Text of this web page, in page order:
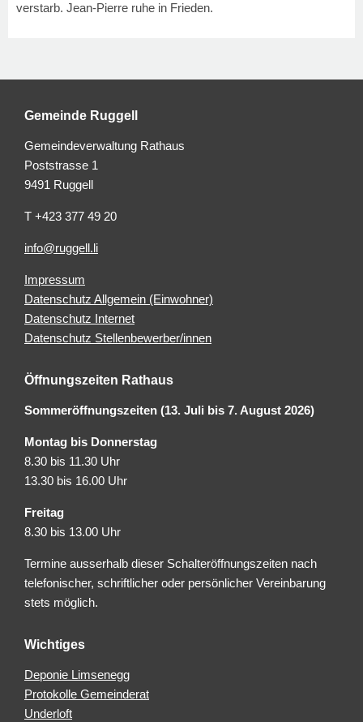
verstarb. Jean-Pierre ruhe in Frieden.
Gemeinde Ruggell
Gemeindeverwaltung Rathaus
Poststrasse 1
9491 Ruggell
T +423 377 49 20
info@ruggell.li
Impressum
Datenschutz Allgemein (Einwohner)
Datenschutz Internet
Datenschutz Stellenbewerber/innen
Öffnungszeiten Rathaus
Sommeröffnungszeiten (13. Juli bis 7. August 2026)
Montag bis Donnerstag
8.30 bis 11.30 Uhr
13.30 bis 16.00 Uhr
Freitag
8.30 bis 13.00 Uhr
Termine ausserhalb dieser Schalteröffnungszeiten nach
telefonischer, schriftlicher oder persönlicher Vereinbarung
stets möglich.
Wichtiges
Deponie Limsenegg
Protokolle Gemeinderat
Underloft